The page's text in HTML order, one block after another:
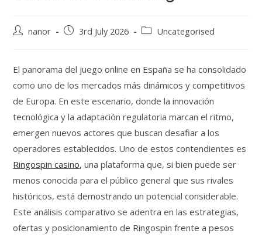
nanor 3rd July 2026 Uncategorised
El panorama del juego online en España se ha consolidado
como uno de los mercados más dinámicos y competitivos
de Europa. En este escenario, donde la innovación
tecnológica y la adaptación regulatoria marcan el ritmo,
emergen nuevos actores que buscan desafiar a los
operadores establecidos. Uno de estos contendientes es
Ringospin casino, una plataforma que, si bien puede ser
menos conocida para el público general que sus rivales
históricos, está demostrando un potencial considerable.
Este análisis comparativo se adentra en las estrategias,
ofertas y posicionamiento de Ringospin frente a pesos